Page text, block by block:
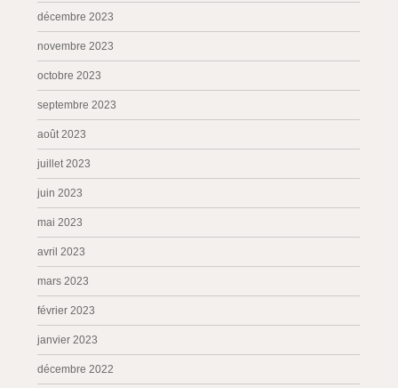
décembre 2023
novembre 2023
octobre 2023
septembre 2023
août 2023
juillet 2023
juin 2023
mai 2023
avril 2023
mars 2023
février 2023
janvier 2023
décembre 2022